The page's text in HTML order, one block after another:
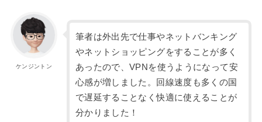
ケンジントン
筆者は外出先で仕事やネットバンキング
やネットショッピングをすることが多く
あったので、VPNを使うようになって安
心感が増しました。回線速度も多くの国
で遅延することなく快適に使えることが
分かりました！